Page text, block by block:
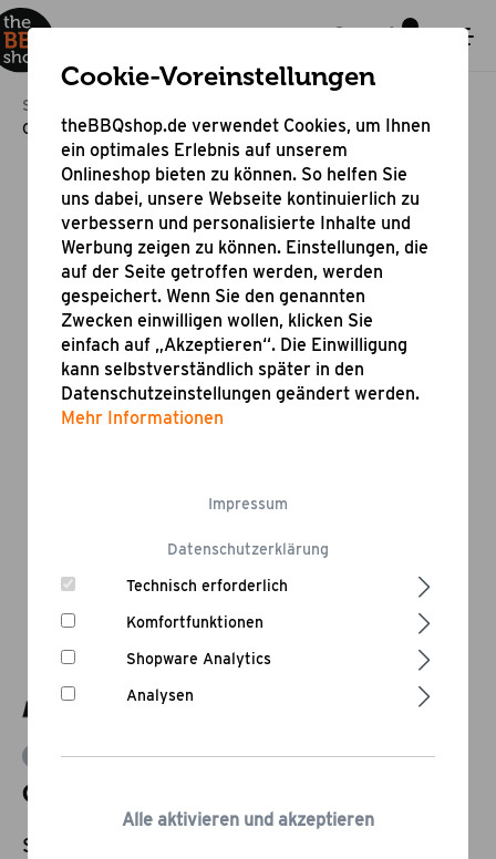
Startseite
Grillrost-Heber
Bewertung schreiben
Grillrost-Heber
Statt:
Cookie-Voreinstellungen
theBBQshop.de verwendet Cookies, um Ihnen
ein optimales Erlebnis auf unserem
Onlineshop bieten zu können. So helfen Sie
uns dabei, unsere Webseite kontinuierlich zu
verbessern und personalisierte Inhalte und
Werbung zeigen zu können. Einstellungen, die
auf der Seite getroffen werden, werden
gespeichert. Wenn Sie den genannten
Zwecken einwilligen wollen, klicken Sie
einfach auf „Akzeptieren“. Die Einwilligung
kann selbstverständlich später in den
Datenschutzeinstellungen geändert werden.
Mehr Informationen
Datenschutzerklärung
Impressum
Technisch erforderlich
Komfortfunktionen
Shopware Analytics
Analysen
Alle aktivieren und akzeptieren